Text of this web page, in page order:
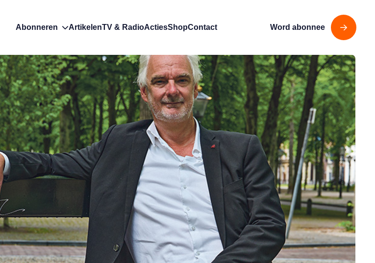
Abonneren ArtikelenTV & RadioActiesShopContact Word abonnee